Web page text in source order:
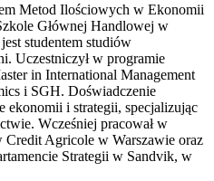
Metod Ilościowych w Ekonomii
Głównej Handlowej w
studentem studiów
Uczestniczył w programie
in International Management
i SGH. Doświadczenie
ekonomii i strategii, specjalizując
Wcześniej pracował w
Credit Agricole w Warszawie oraz
Strategii w Sandvik, w